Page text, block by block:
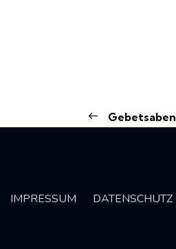
IMPRESSUM DATENSCHUTZ